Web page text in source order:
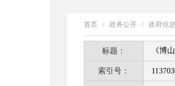
首页 / 政务公开 / 政府信
标题： 《博
索引号：